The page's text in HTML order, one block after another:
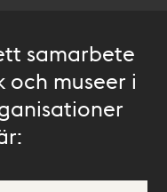
samarbete
och museer i